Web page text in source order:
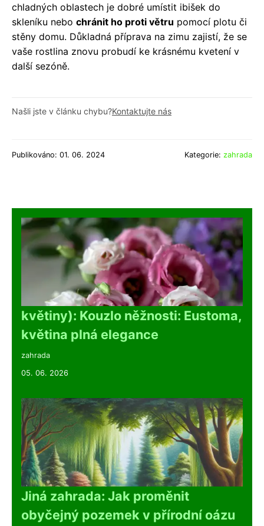
chladných oblastech je dobré umístit ibišek do
skleníku nebo chránit ho proti větru pomocí plotu či
stěny domu. Důkladná příprava na zimu zajistí, že se
vaše rostlina znovu probudí ke krásnému kvetení v
další sezóně.
Našli jste v článku chybu?Kontaktujte nás
Publikováno: 01. 06. 2024 Kategorie: zahrada
květiny): Kouzlo něžnosti: Eustoma,
květina plná elegance
zahrada
05. 06. 2026
Jiná zahrada: Jak proměnit
obyčejný pozemek v přírodní oázu